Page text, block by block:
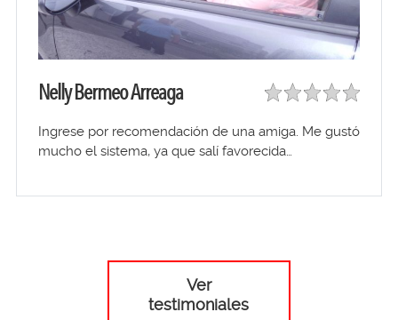
Nelly Bermeo Arreaga
Ingrese por recomendación de una amiga. Me gustó
mucho el sistema, ya que salí favorecida…
Ver
testimoniales